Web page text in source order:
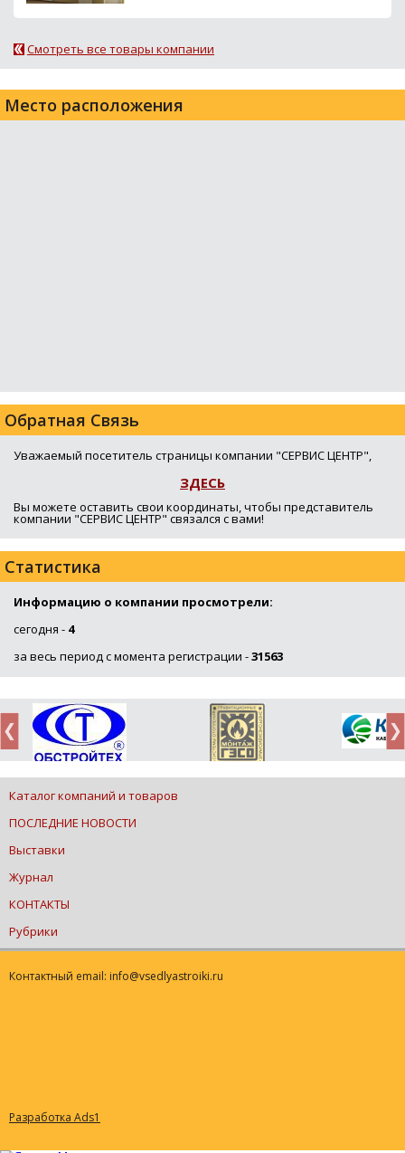
Смотреть все товары компании
Место расположения
Обратная Связь
Уважаемый посетитель страницы компании "СЕРВИС ЦЕНТР",
ЗДЕСЬ
Вы можете оставить свои координаты, чтобы представитель
компании "СЕРВИС ЦЕНТР" связался с вами!
Статистика
Информацию о компании просмотрели:
сегодня - 4
за весь период с момента регистрации -31563
Каталог компаний и товаров
ПОСЛЕДНИЕ НОВОСТИ
Выставки
Журнал
КОНТАКТЫ
Рубрики
Контактный email: info@vsedlyastroiki.ru
Разработка Ads1